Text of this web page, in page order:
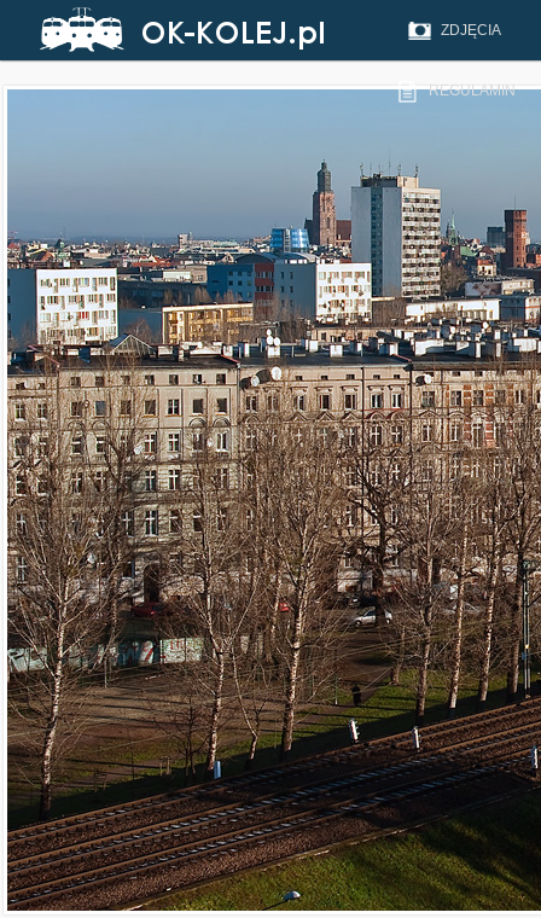
ZDJĘCIA
REGULAMIN